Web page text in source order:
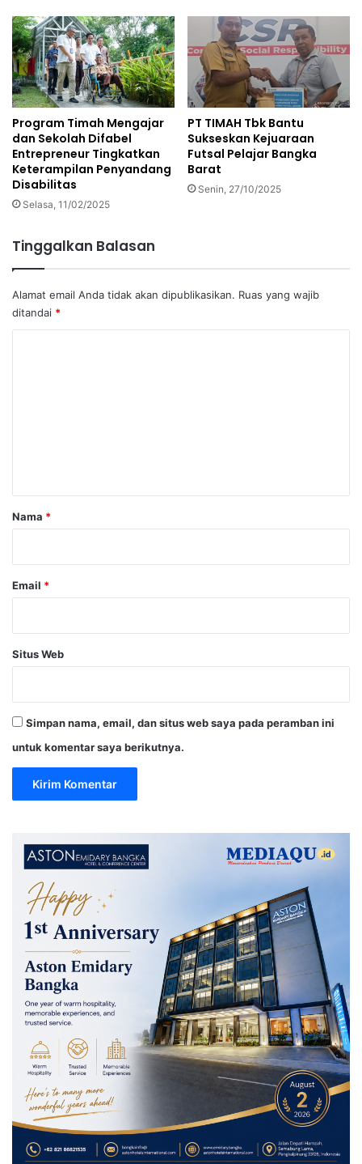
Program Timah Mengajar
dan Sekolah Difabel
Entrepreneur Tingkatkan
Keterampilan Penyandang
Disabilitas
Selasa, 11/02/2025
PT TIMAH Tbk Bantu
Sukseskan Kejuaraan
Futsal Pelajar Bangka
Barat
Senin, 27/10/2025
Tinggalkan Balasan
Alamat email Anda tidak akan dipublikasikan. Ruas yang wajib
ditandai *
rNama *
Email *
Situs Web
Simpan nama, email, dan situs web saya pada peramban ini
untuk komentar saya berikutnya.